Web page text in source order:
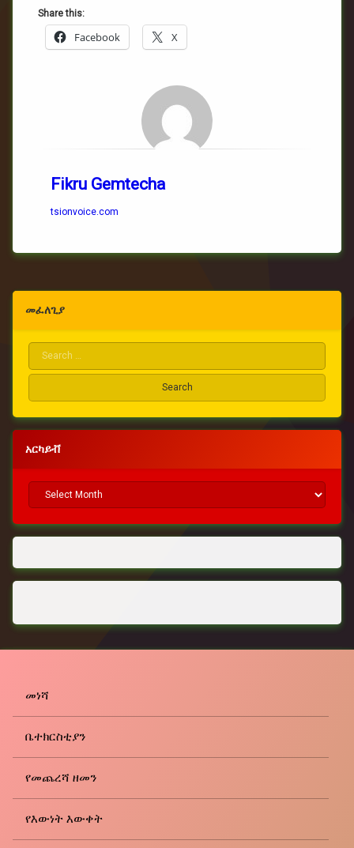
Share this:
Facebook X
Fikru Gemtecha
tsionvoice.com
Right
Sidebar
መፈለጊያ
Search for:
አርካይቭ
አርካይቭ
መነሻ
ቤተክርስቲያን
የመጨረሻ ዘመን
የእውነት እውቀት